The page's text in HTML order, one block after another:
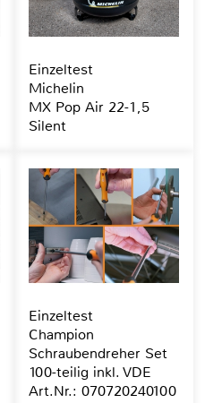
Einzeltest
Michelin
MX Pop Air 22-1,5
Silent
Einzeltest
Champion
Schraubendreher Set
100-teilig inkl. VDE
Art.Nr.: 070720240100